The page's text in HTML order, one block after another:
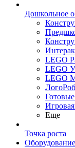
Дошкольное
LEGO
LEGO
LEGO
Еще
Точка роста